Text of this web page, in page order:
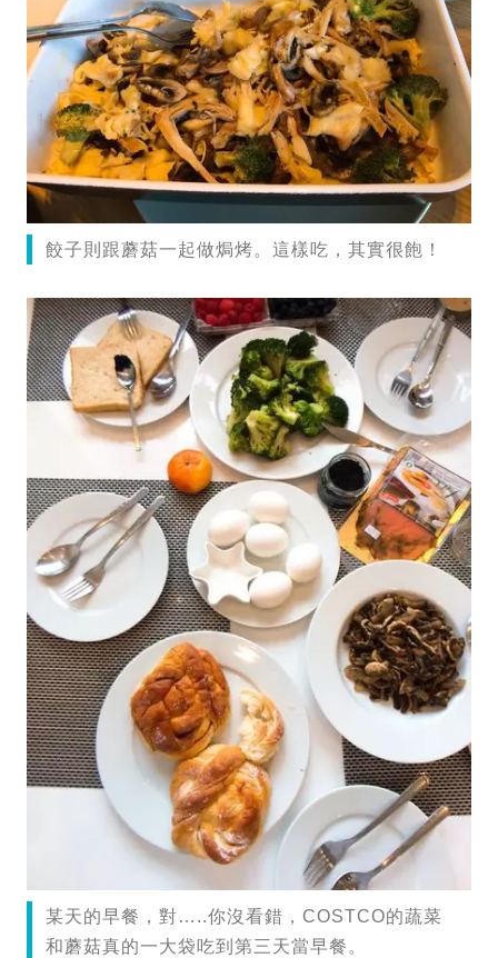
餃子則跟蘑菇一起做焗烤。這樣吃，其實很飽！
某天的早餐，對…..你沒看錯，COSTCO的蔬菜
和蘑菇真的一大袋吃到第三天當早餐。